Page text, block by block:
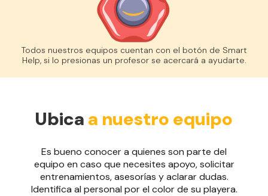
Todos nuestros equipos cuentan con el botón de Smart
Help, si lo presionas un profesor se acercará a ayudarte.
Ubica a nuestro equipo
Es bueno conocer a quienes son parte del
equipo en caso que necesites apoyo, solicitar
entrenamientos, asesorías y aclarar dudas.
Identifica al personal por el color de su playera.